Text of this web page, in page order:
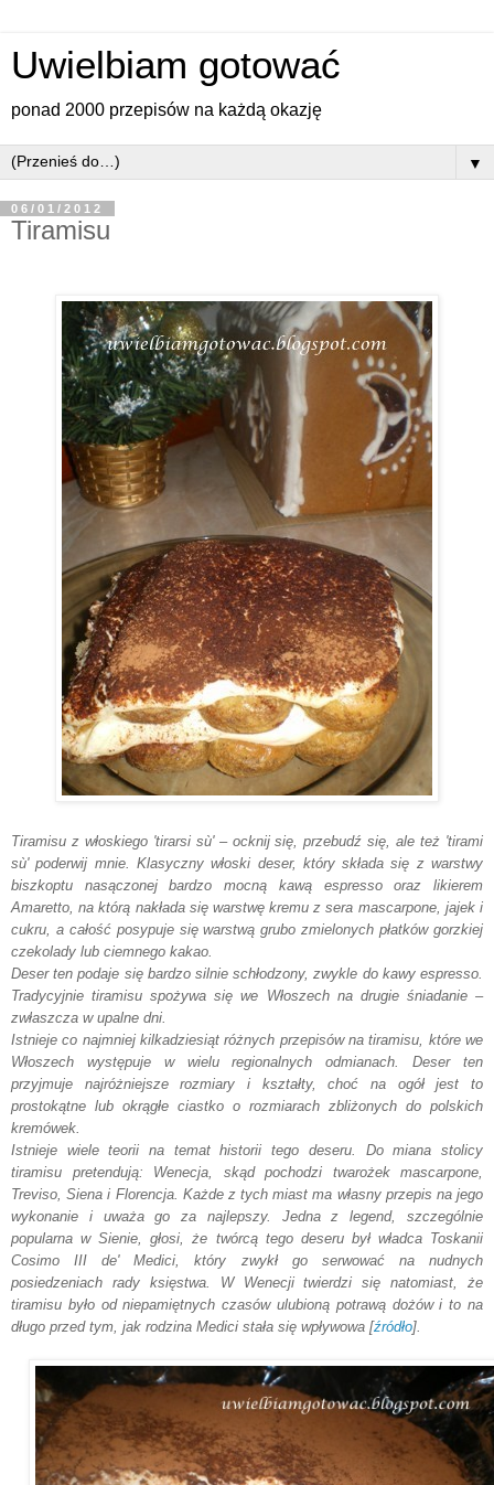
Uwielbiam gotować
ponad 2000 przepisów na każdą okazję
▼
06/01/2012
Tiramisu
Tiramisu z włoskiego 'tirarsi sù' – ocknij się, przebudź się, ale też 'tirami
sù' poderwij mnie. Klasyczny włoski deser, który składa się z warstwy
biszkoptu nasączonej bardzo mocną kawą espresso oraz likierem
Amaretto, na którą nakłada się warstwę kremu z sera mascarpone, jajek i
cukru, a całość posypuje się warstwą grubo zmielonych płatków gorzkiej
czekolady lub ciemnego kakao.
Deser ten podaje się bardzo silnie schłodzony, zwykle do kawy espresso.
Tradycyjnie tiramisu spożywa się we Włoszech na drugie śniadanie –
zwłaszcza w upalne dni.
Istnieje co najmniej kilkadziesiąt różnych przepisów na tiramisu, które we
Włoszech występuje w wielu regionalnych odmianach. Deser ten
przyjmuje najróżniejsze rozmiary i kształty, choć na ogół jest to
prostokątne lub okrągłe ciastko o rozmiarach zbliżonych do polskich
kremówek.
Istnieje wiele teorii na temat historii tego deseru. Do miana stolicy
tiramisu pretendują: Wenecja, skąd pochodzi twarożek mascarpone,
Treviso, Siena i Florencja. Każde z tych miast ma własny przepis na jego
wykonanie i uważa go za najlepszy. Jedna z legend, szczególnie
popularna w Sienie, głosi, że twórcą tego deseru był władca Toskanii
Cosimo III de' Medici, który zwykł go serwować na nudnych
posiedzeniach rady księstwa. W Wenecji twierdzi się natomiast, że
tiramisu było od niepamiętnych czasów ulubioną potrawą dożów i to na
długo przed tym, jak rodzina Medici stała się wpływowa [źródło].